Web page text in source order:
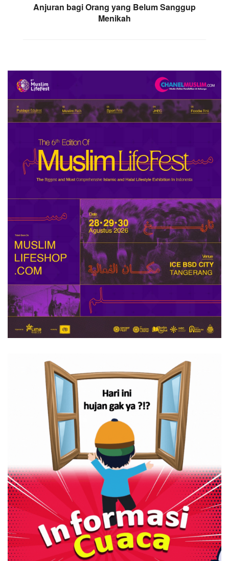
Anjuran bagi Orang yang Belum Sanggup
Menikah